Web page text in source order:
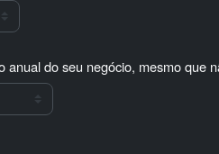
anual do seu negócio, mesmo que